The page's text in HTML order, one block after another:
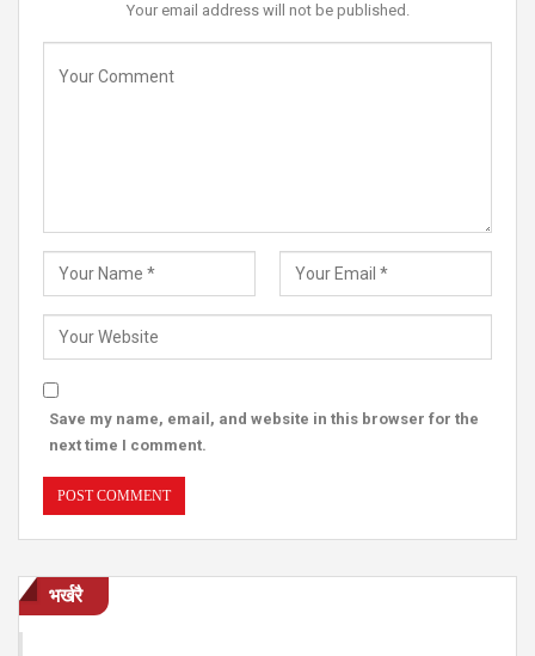
Your email address will not be published.
Save my name, email, and website in this browser for the
next time I comment.
भर्खरै